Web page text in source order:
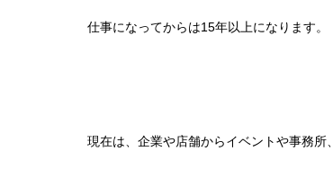
仕事になってからは15年以上になります。
現在は、企業や店舗からイベントや事務所、